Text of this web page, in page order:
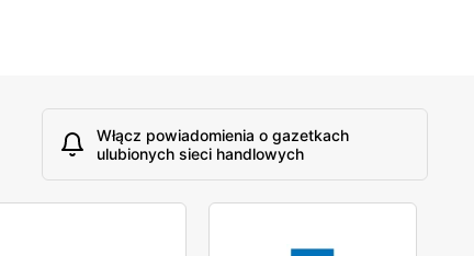
Włącz powiadomienia o gazetkach
ulubionych sieci handlowych